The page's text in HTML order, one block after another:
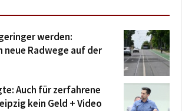
werden:
neue Radwege auf der
Auch für zerfahrene
kein Geld + Video